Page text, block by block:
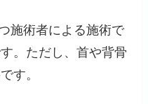
施術者による施術で
。ただし、首や背骨
す。